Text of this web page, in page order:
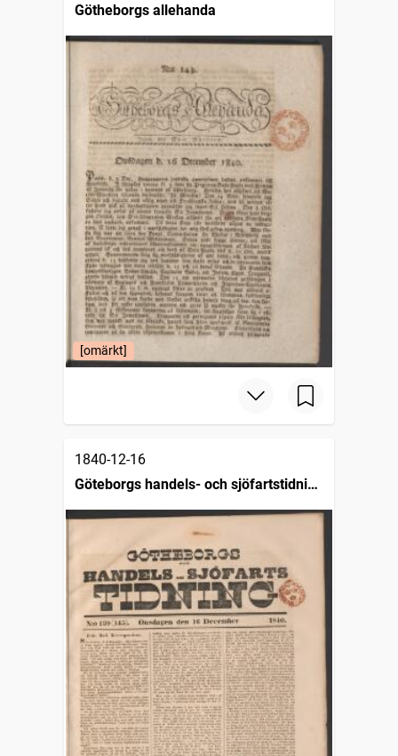
Götheborgs allehanda
[omärkt]
1840-12-16
Göteborgs handels- och sjöfartstidning